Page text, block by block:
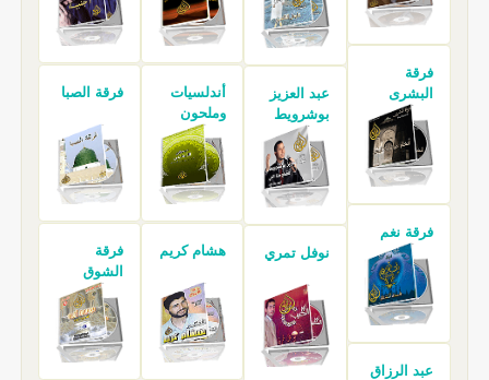
فرقة
البشرى
فرقة نغم
عبد الرزاق
عبد العزيز
بوشرويط
نوفل تمري
أندلسيات
وملحون
هشام كريم
فرقة الصبا
فرقة
الشوق